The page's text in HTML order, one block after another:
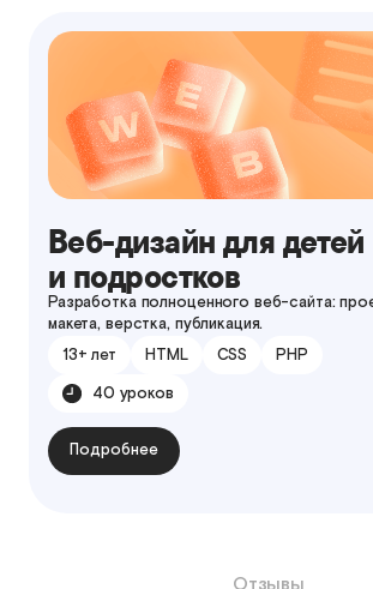
Веб-дизайн для детей
и подростков
Разработка полноценного веб-сайта:
макета, верстка, публикация.
13+ лет
HTML CSS
PHP
40 уроков
Подробнее